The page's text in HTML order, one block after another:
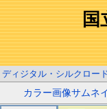
国
ディジタル・シルクロー
カラー画像サムネ